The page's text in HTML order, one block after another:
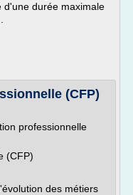
d'une durée maximale
(CFP)
professionnelle
(CFP)
des métiers